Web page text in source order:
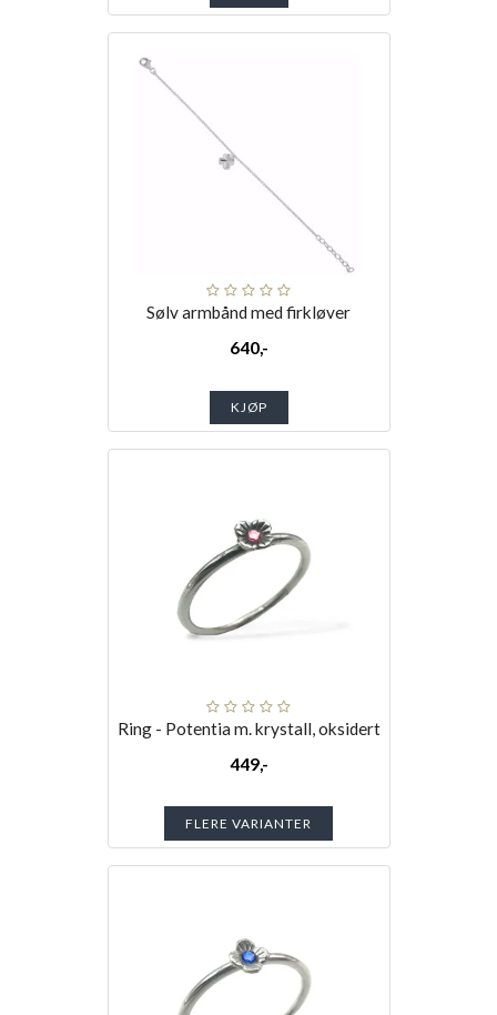
Sølv armbånd med firkløver
640,-
KJØP
Ring - Potentia m. krystall, oksidert
449,-
FLERE VARIANTER